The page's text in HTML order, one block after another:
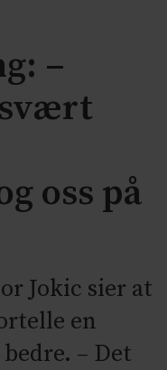
–
oss på
Jokic sier at
en
– Det